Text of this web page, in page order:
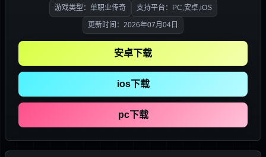
游戏类型：单职业传奇 支持平台：PC,安卓,iOS
更新时间：2026年07月04日
安卓下载
ios下载
pc下载